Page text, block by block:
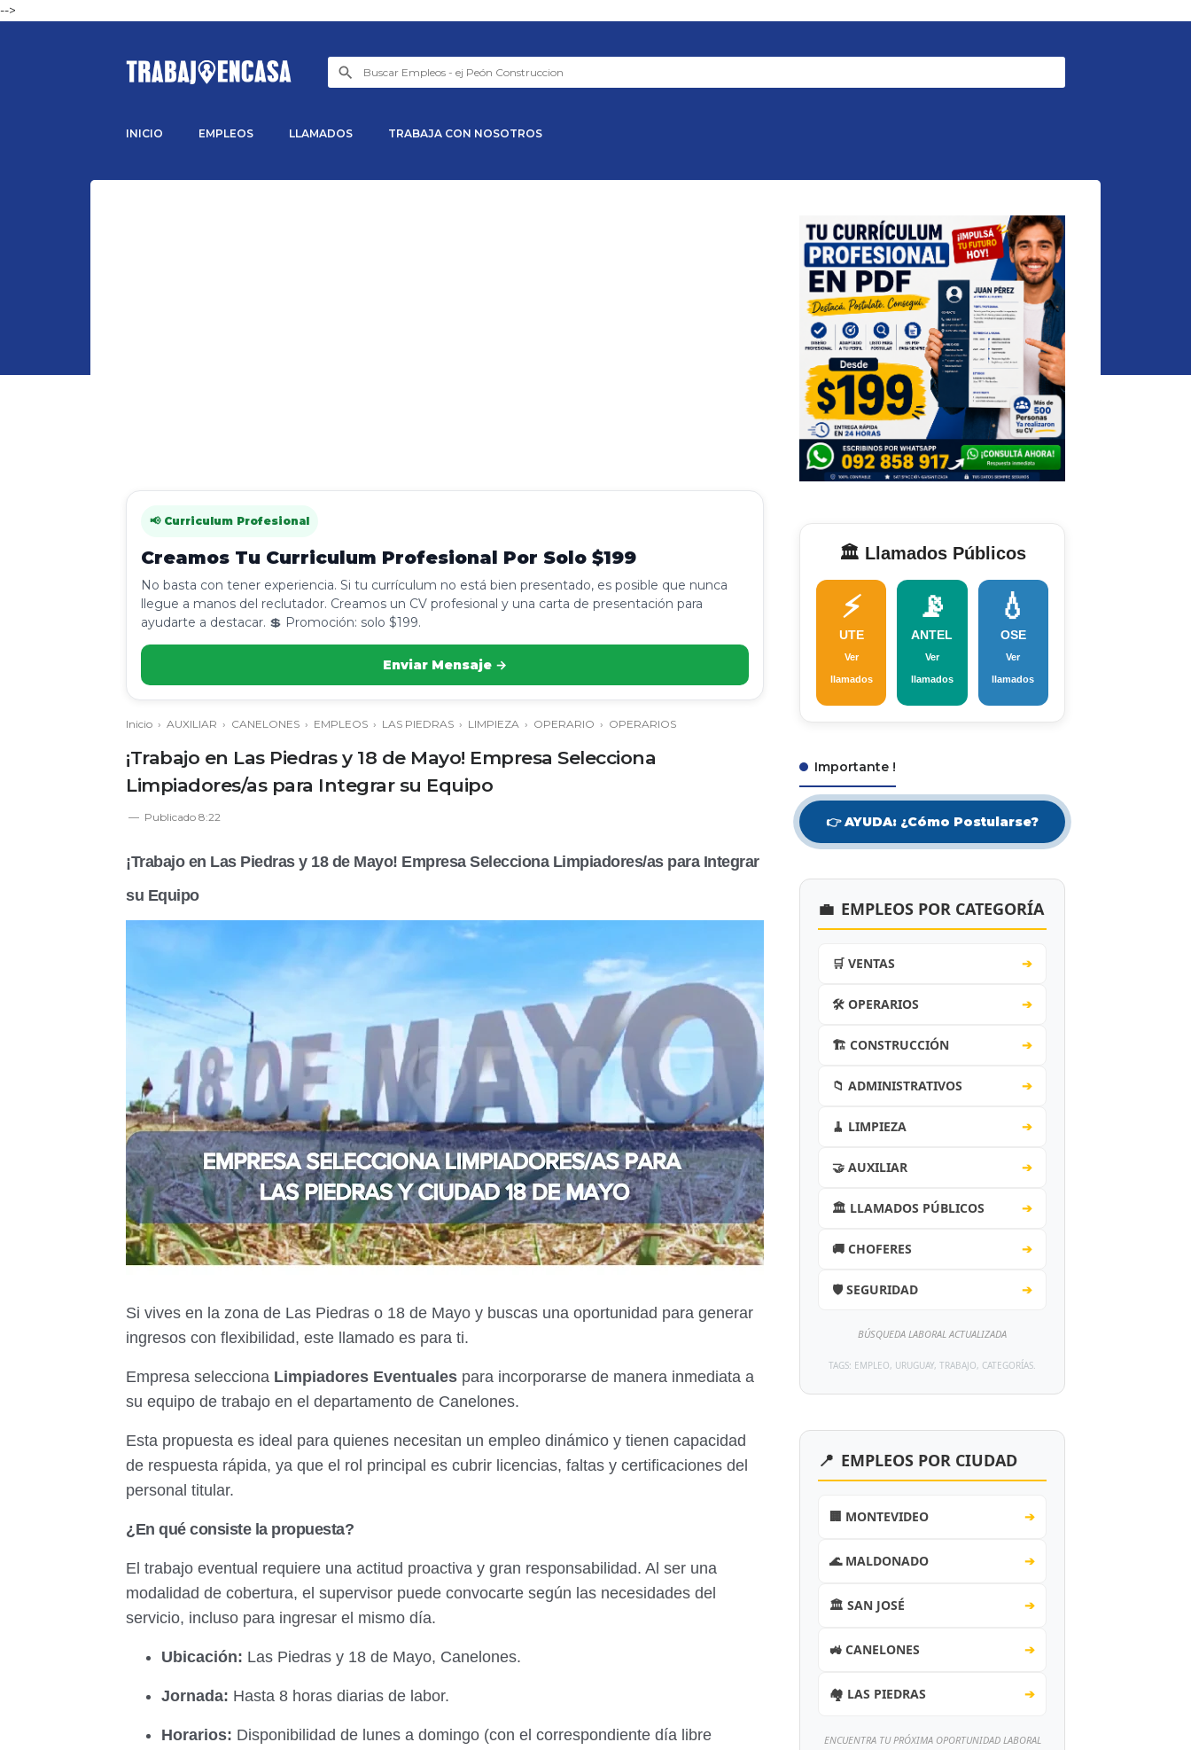
-->
INICIO EMPLEOS LLAMADOS TRABAJA CON NOSOTROS
📢 Curriculum Profesional
Creamos Tu Curriculum Profesional Por Solo $199
No basta con tener experiencia. Si tu currículum no está bien presentado, es posible que nunca
llegue a manos del reclutador. Creamos un CV profesional y una carta de presentación para
ayudarte a destacar. 💲 Promoción: solo $199.
Enviar Mensaje →
Inicio › AUXILIAR › CANELONES › EMPLEOS › LAS PIEDRAS › LIMPIEZA › OPERARIO › OPERARIOS
¡Trabajo en Las Piedras y 18 de Mayo! Empresa Selecciona
Limpiadores/as para Integrar su Equipo
Publicado 8:22
¡Trabajo en Las Piedras y 18 de Mayo! Empresa Selecciona Limpiadores/as para Integrar
su Equipo
Si vives en la zona de Las Piedras o 18 de Mayo y buscas una oportunidad para generar
ingresos con flexibilidad, este llamado es para ti.
Empresa selecciona Limpiadores Eventuales para incorporarse de manera inmediata a
su equipo de trabajo en el departamento de Canelones.
Esta propuesta es ideal para quienes necesitan un empleo dinámico y tienen capacidad
de respuesta rápida, ya que el rol principal es cubrir licencias, faltas y certificaciones del
personal titular.
¿En qué consiste la propuesta?
El trabajo eventual requiere una actitud proactiva y gran responsabilidad. Al ser una
modalidad de cobertura, el supervisor puede convocarte según las necesidades del
servicio, incluso para ingresar el mismo día.
Ubicación: Las Piedras y 18 de Mayo, Canelones.
Jornada: Hasta 8 horas diarias de labor.
Horarios: Disponibilidad de lunes a domingo (con el correspondiente día libre
🏛️ Llamados Públicos
⚡
UTE
Ver
llamados
📡
ANTEL
Ver
llamados
💧
OSE
Ver
llamados
Importante !
👉 AYUDA: ¿Cómo Postularse?
💼 EMPLEOS POR CATEGORÍA
🛒 VENTAS ➔
🛠️ OPERARIOS ➔
🏗️ CONSTRUCCIÓN ➔
📁 ADMINISTRATIVOS ➔
🧹 LIMPIEZA ➔
🤝 AUXILIAR ➔
🏛️ LLAMADOS PÚBLICOS ➔
🚚 CHOFERES ➔
🛡️ SEGURIDAD ➔
BÚSQUEDA LABORAL ACTUALIZADA
TAGS: EMPLEO, URUGUAY, TRABAJO, CATEGORÍAS.
📍 EMPLEOS POR CIUDAD
🏢 MONTEVIDEO ➔
🌊 MALDONADO ➔
🏛️ SAN JOSÉ ➔
🚜 CANELONES ➔
🏘️ LAS PIEDRAS ➔
ENCUENTRA TU PRÓXIMA OPORTUNIDAD LABORAL